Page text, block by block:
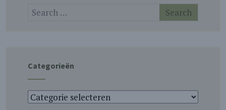
Categorieën
Categorieën